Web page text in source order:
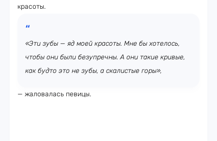
красоты.
«Эти зубы — яд моей красоты. Мне бы хотелось,
чтобы они были безупречны. А они такие кривые,
как будто это не зубы, а скалистые горы»,
— жаловалась певицы.